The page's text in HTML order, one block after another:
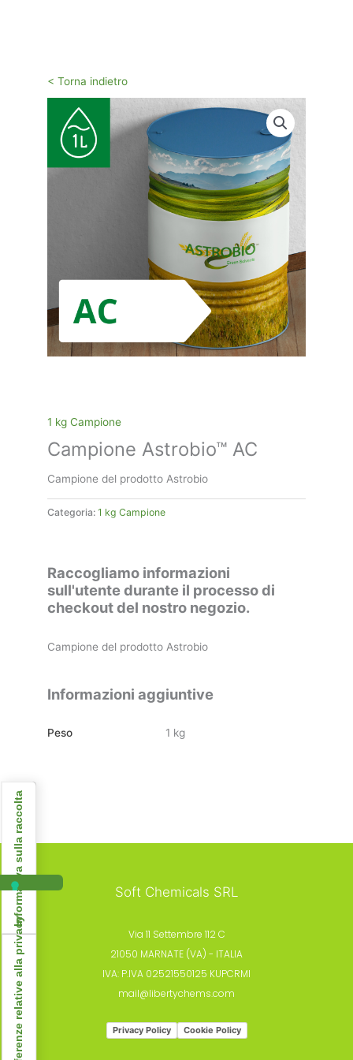
< Torna indietro
1 kg Campione
Campione Astrobio™ AC
Campione del prodotto Astrobio
Categoria: 1 kg Campione
Raccogliamo informazioni
sull'utente durante il processo di
checkout del nostro negozio.
Campione del prodotto Astrobio
Informazioni aggiuntive
Peso 1 kg
Soft Chemicals SRL
Via 11 Settembre 112 C
21050 MARNATE (VA) - ITALIA
IVA: P.IVA 02521550125 KUPCRMI
mail@libertychems.com
Privacy Policy Cookie Policy
Le tue preferenze relative alla privacy
Informativa sulla raccolta